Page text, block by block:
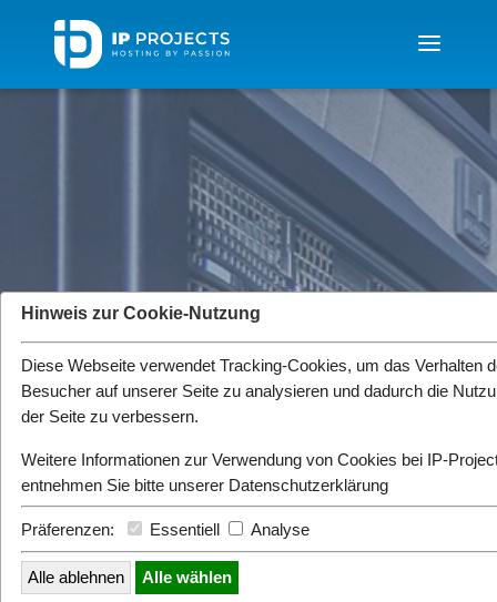
Entwicklung
Weiterentwicklungen und
Umstrukturierungen bei IP-Projects.
Hinweis zur Cookie-Nutzung
Diese Webseite verwendet Tracking-Cookies, um das Verhalten
Besucher auf unserer Seite zu analysieren und dadurch die
der Seite zu verbessern.
Weitere Informationen zur Verwendung von Cookies bei IP-
entnehmen Sie bitte unserer Datenschutzerklärung
Präferenzen: Essentiell Analyse
Alle ablehnen Alle wählen